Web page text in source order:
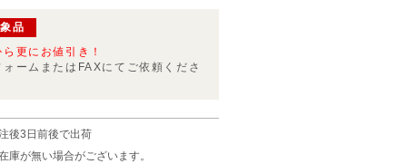
品
更にお値引き！
ームまたはFAXにてご依頼くださ
後3日前後で出荷
庫が無い場合がございます。